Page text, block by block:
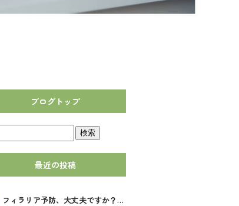
ブログトップ
最近の投稿
フィラリア予防、大丈夫ですか？ 春の予防と臨時休診について